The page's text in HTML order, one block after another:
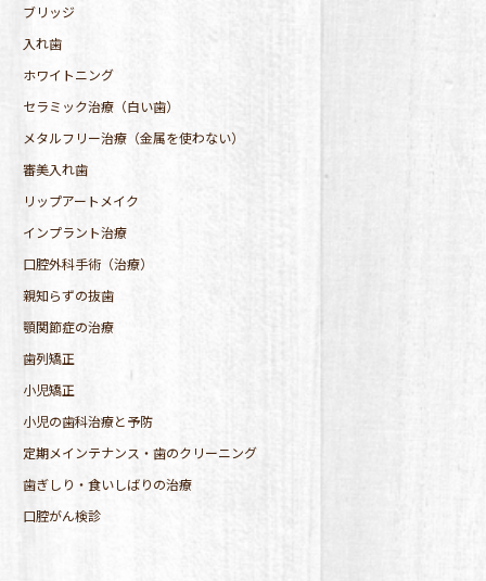
ブリッジ
入れ歯
ホワイトニング
セラミック治療（白い歯）
メタルフリー治療（金属を使わない）
審美入れ歯
リップアートメイク
インプラント治療
口腔外科手術（治療）
親知らずの抜歯
顎関節症の治療
歯列矯正
小児矯正
小児の歯科治療と予防
定期メインテナンス・歯のクリーニング
歯ぎしり・食いしばりの治療
口腔がん検診